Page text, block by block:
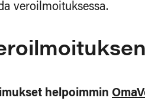
veroilmoituksessa.
helpoimmin